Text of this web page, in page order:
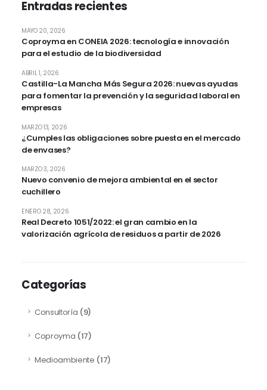
Entradas recientes
Coproyma en CONEIA 2026: tecnología e innovación
para el estudio de la biodiversidad
MAYO 20, 2026
Castilla-La Mancha Más Segura 2026: nuevas ayudas
para fomentar la prevención y la seguridad laboral en
empresas
ABRIL 1, 2026
¿Cumples las obligaciones sobre puesta en el mercado
de envases?
MARZO 13, 2026
Nuevo convenio de mejora ambiental en el sector
cuchillero
MARZO 3, 2026
Real Decreto 1051/2022: el gran cambio en la
valorización agrícola de residuos a partir de 2026
ENERO 28, 2026
Categorías
Consultoría (9)
Coproyma (17)
Medioambiente (17)